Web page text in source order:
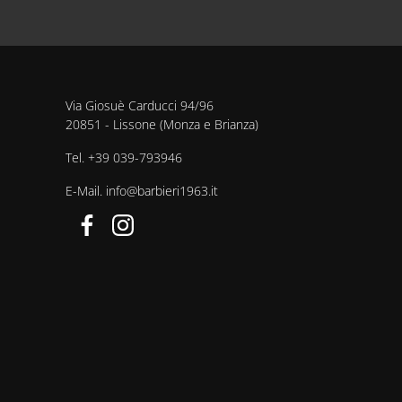
Via Giosuè Carducci 94/96
20851 - Lissone (Monza e Brianza)
Tel. +39 039-793946
E-Mail. info@barbieri1963.it